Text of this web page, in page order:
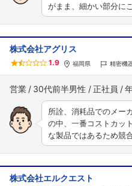
がまま、細かい部分に
株式会社アグリス
1.9 福岡県 精密機
営業 30代前半男性 正社員
所詮、消耗品でのメー
の中、一番コストカッ
な製品ではあるため競
株式会社エルクエスト